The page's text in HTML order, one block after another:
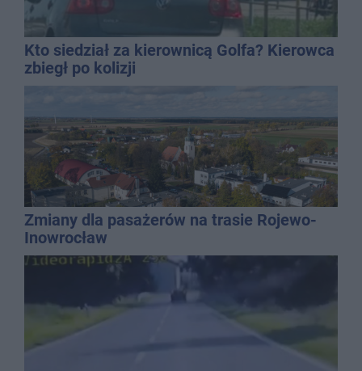
Kto siedział za kierownicą Golfa? Kierowca
zbiegł po kolizji
Zmiany dla pasażerów na trasie Rojewo-
Inowrocław